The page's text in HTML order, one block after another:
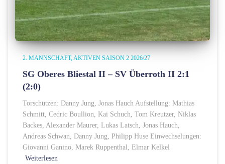
2. MANNSCHAFT AKTIVEN SAISON 2 2026/27
SG Oberes Bliestal II – SV Überroth II 2:1
(2:0)
Torschützen: Danny Jung, Jonas Hauch Aufstellung: Mathias
Schmitt, Cedric Boullion, Kai Schuch, Tom Kreutzer, Niklas
Backes, Alexander Maurer, Lukas Latsch, Jonas Hauch,
Andreas Schwan, Danny Jung, Philipp Huse Einwechselungen:
Giovanni Ganino, Marek Ruppenthal, Elmar Kelkel
Weiterlesen